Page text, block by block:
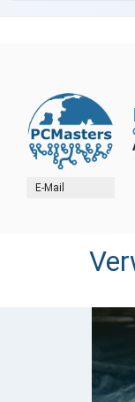
E-Mail